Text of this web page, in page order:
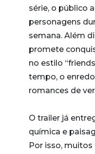
série, o público
personagens
semana. Além
promete
no estilo
tempo, o
romances de
O trailer já
química e
Por isso,